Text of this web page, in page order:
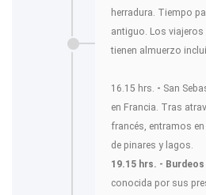
herradura. Tiempo
antiguo. Los
tienen almuerzo
16.15 hrs. - San
en Francia. Tras
francés, entramos
de pinares y lagos.
19.15 hrs. - Burdeos
conocida por sus